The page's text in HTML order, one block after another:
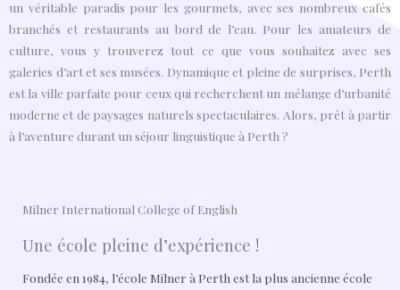
un véritable paradis pour les gourmets, avec ses nombreux cafés
branchés et restaurants au bord de l’eau. Pour les amateurs de
culture, vous y trouverez tout ce que vous souhaitez avec ses
galeries d’art et ses musées. Dynamique et pleine de surprises, Perth
est la ville parfaite pour ceux qui recherchent un mélange d’urbanité
moderne et de paysages naturels spectaculaires. Alors, prêt à partir
à l’aventure durant un séjour linguistique à Perth ?
Milner International College of English
Une école pleine d’expérience !
Fondée en 1984, l’école Milner à Perth est la plus ancienne école